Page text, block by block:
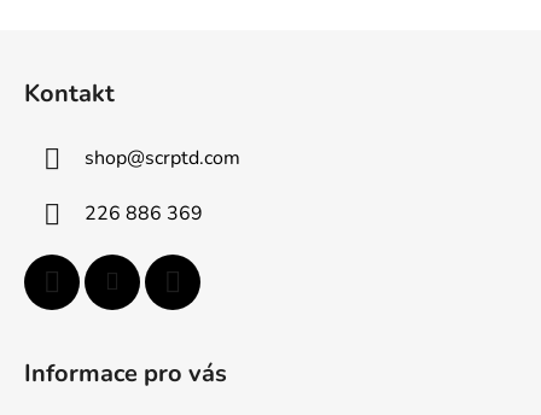
Kontakt
shop@scrptd.com
226 886 369
Informace pro vás